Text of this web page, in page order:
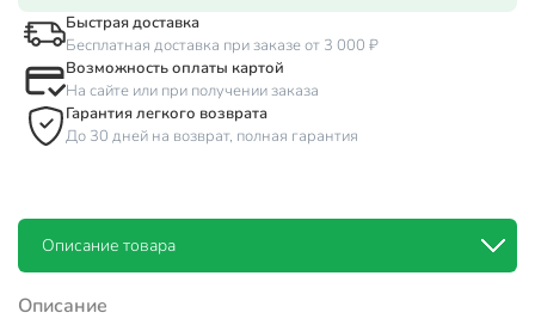
Быстрая доставка
Бесплатная доставка при заказе от 3 000 ₽
Возможность оплаты картой
На сайте или при получении заказа
Гарантия легкого возврата
До 30 дней на возврат, полная гарантия
Описание товара
Описание